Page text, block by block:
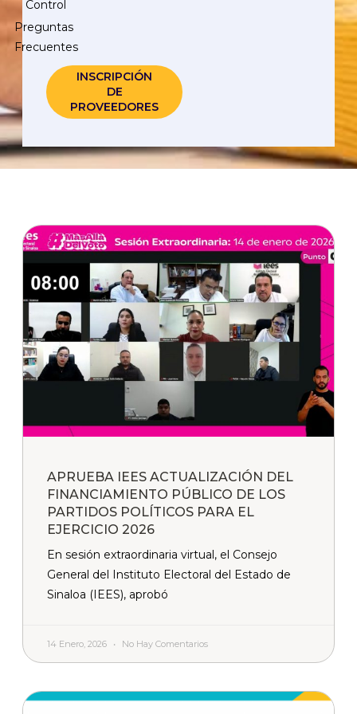
Control
Preguntas
Frecuentes
INSCRIPCIÓN
DE
PROVEEDORES
APRUEBA IEES ACTUALIZACIÓN DEL
FINANCIAMIENTO PÚBLICO DE LOS
PARTIDOS POLÍTICOS PARA EL
EJERCICIO 2026
En sesión extraordinaria virtual, el Consejo
General del Instituto Electoral del Estado de
Sinaloa (IEES), aprobó
14 Enero, 2026 No Hay Comentarios